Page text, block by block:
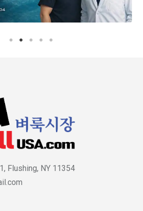
Flushing, NY 11354